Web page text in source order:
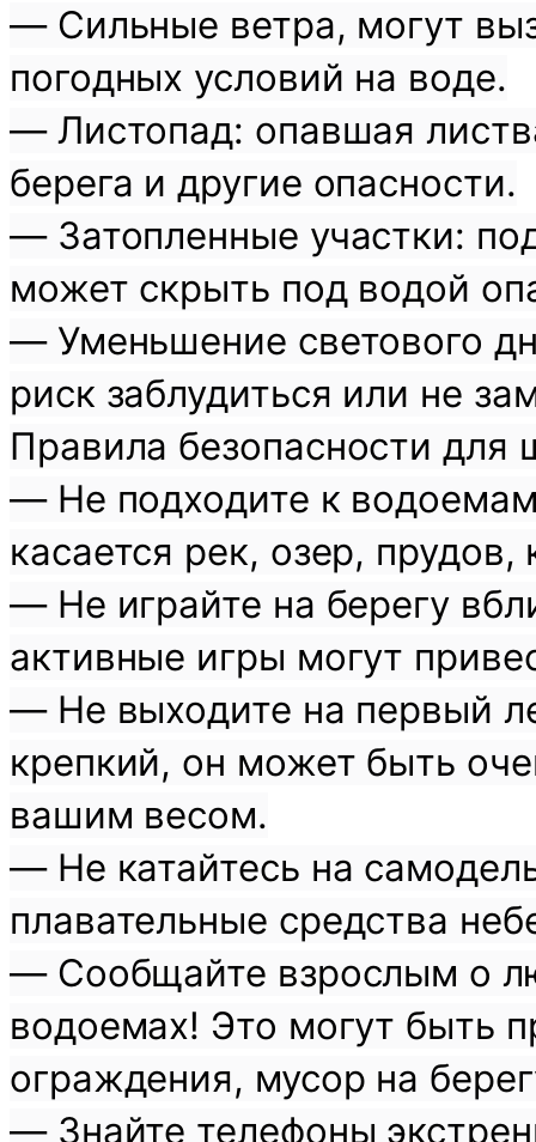
— Сильные ветра, могут
погодных условий на воде.
— Листопад: опавшая
берега и другие опасности.
— Затопленные участки:
может скрыть под водой
— Уменьшение светового
риск заблудиться или не
Правила безопасности для
— Не подходите к
касается рек, озер,
— Не играйте на берегу
активные игры могут
— Не выходите на первый
крепкий, он может быть
вашим весом.
— Не катайтесь на
плавательные средства
— Сообщайте взрослым о
водоемах! Это могут быть
ограждения, мусор на
— Знайте телефоны